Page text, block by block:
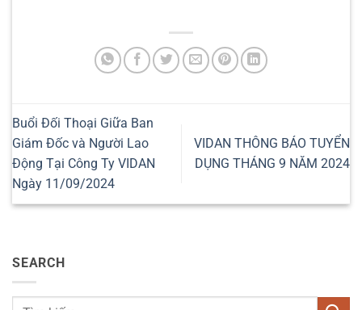
Buổi Đối Thoại Giữa Ban
Giám Đốc và Người Lao
Động Tại Công Ty VIDAN
Ngày 11/09/2024
VIDAN THÔNG BÁO TUYỂN
DỤNG THÁNG 9 NĂM 2024
SEARCH